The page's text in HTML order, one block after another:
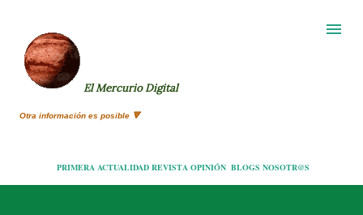
El Mercurio Digital
Otra información es posible 🔻
PRIMERA ACTUALIDAD REVISTA OPINIÓN BLOGS NOSOTR@S